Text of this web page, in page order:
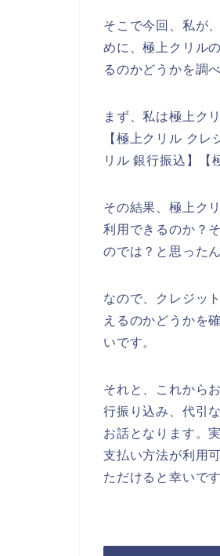
そこで今回、私が
めに、極上クリル
るのかどうかを調
まず、私は極上ク
【極上クリル ク
リル 銀行振込】【
その結果、極上ク
利用できるのか？
のでは？と思った
なので、クレジッ
えるのかどうかを
いです。
それと、これから
行振り込み、代引
お話となります。
支払い方法が利用
ただけると幸いです